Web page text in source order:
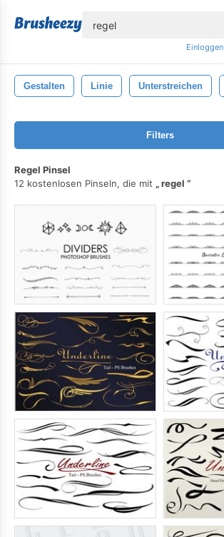
Einloggen
Gestalten Linie Unterstreichen
Filters
Regel Pinsel
12 kostenlosen Pinseln, die mit
regel